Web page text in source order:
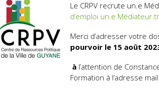
Le CRPV recrute un.e
d’emploi un.e
Merci d’adresser votre
pourvoir le 15 août
à l’attention de
Formation à l’adresse